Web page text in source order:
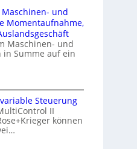
und
Momentaufnahme,
Maschinen- und
in Summe auf ein
Steuerung
II
können